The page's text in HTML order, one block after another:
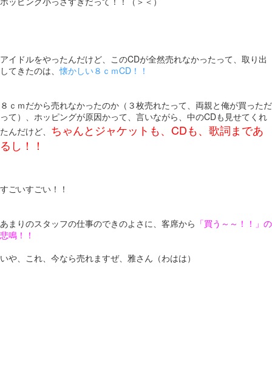
アイドルをやったんだけど、このCDが全然売れなかったって、取り出
してきたのは、懐かしい８ｃｍCD！！
８ｃｍだから売れなかったのか（３枚売れたって、両親と俺が買っただ
って）、ホッピングが原因かって、言いながら、中のCDも見せてくれ
たんだけど、 ちゃんとジャケットも、CDも、歌詞まであ
るし！！
すごいすごい！！
あまりのスタッフの仕事のできのよさに、客席から 「買う～～！！」の
悲鳴！！
いや、これ、今なら売れますぜ、雅さん（わはは）